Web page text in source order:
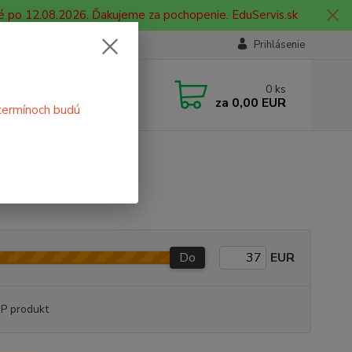
12.08.2026. Ďakujeme za pochopenie. EduServis.sk
Prihlásenie
od 9:00 hod. - 16:00 hod.
0 ks
za 0,00 EUR
Do EUR
produkt
budú